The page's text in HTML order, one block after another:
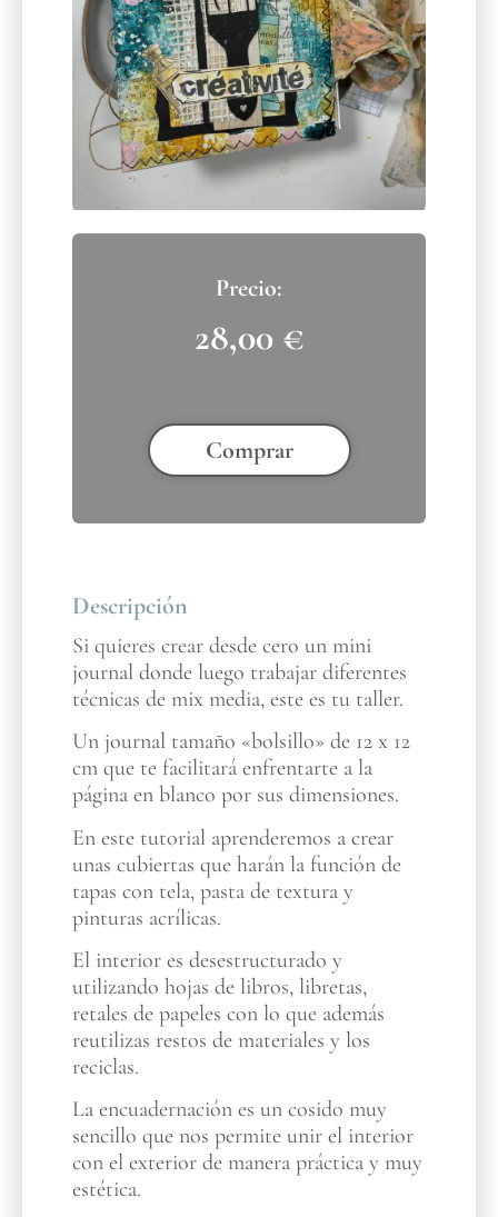
28,00 €
Comprar
Descripción
Si quieres crear desde cero un mini
journal donde luego trabajar diferentes
técnicas de mix media, este es tu taller.
Un journal tamaño «bolsillo» de 12 x 12
cm que te facilitará enfrentarte a la
página en blanco por sus dimensiones.
En este tutorial aprenderemos a crear
unas cubiertas que harán la función de
tapas con tela, pasta de textura y
pinturas acrílicas.
El interior es desestructurado y
utilizando hojas de libros, libretas,
retales de papeles con lo que además
reutilizas restos de materiales y los
reciclas.
La encuadernación es un cosido muy
sencillo que nos permite unir el interior
con el exterior de manera práctica y muy
estética.